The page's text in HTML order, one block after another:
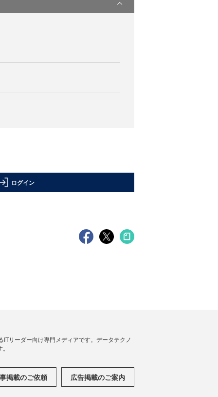
ログイン
リーダー向け専門メディアです。データテクノ
掲載のご依頼 広告掲載のご案内